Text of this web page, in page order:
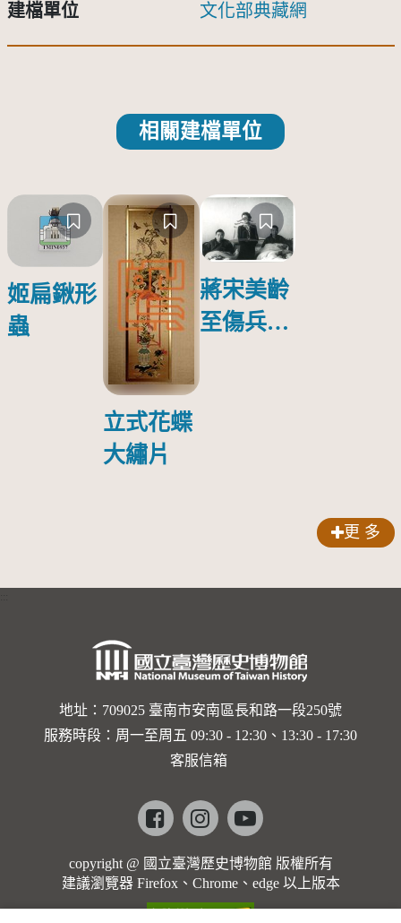
建檔單位 文化部典藏網
相關建檔單位
姬扁鍬形
蟲
立式花蝶
大繡片
蔣宋美齡
至傷兵醫
傷日本戰
更 多
地址：709025 臺南市安南區長和路一段250號
服務時段：周一至周五 09:30 - 12:30、13:30 - 17:30
客服信箱
Facebookinstagramyoutube
copyright @ 國立臺灣歷史博物館 版權所有
建議瀏覽器 Firefox、Chrome、edge 以上版本